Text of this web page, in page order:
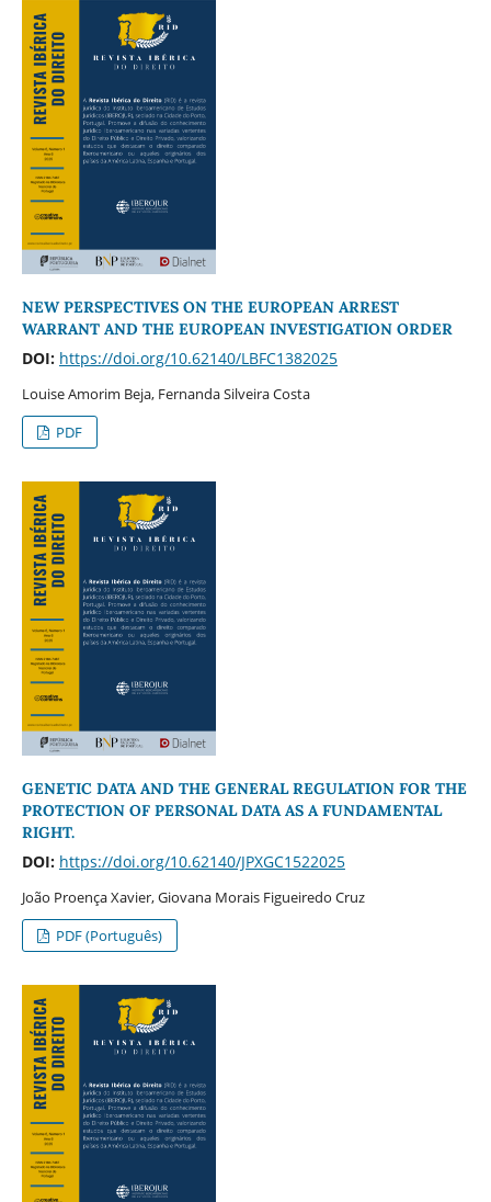
NEW PERSPECTIVES ON THE EUROPEAN ARREST
WARRANT AND THE EUROPEAN INVESTIGATION ORDER
DOI: https://doi.org/10.62140/LBFC1382025
Louise Amorim Beja, Fernanda Silveira Costa
PDF
GENETIC DATA AND THE GENERAL REGULATION FOR THE
PROTECTION OF PERSONAL DATA AS A FUNDAMENTAL
RIGHT.
DOI: https://doi.org/10.62140/JPXGC1522025
João Proença Xavier, Giovana Morais Figueiredo Cruz
PDF (Português)